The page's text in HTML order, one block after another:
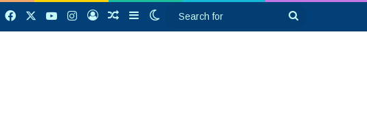
Facebook YouTubeInstagram
Log InRandom Article
SidebarSwitch skin